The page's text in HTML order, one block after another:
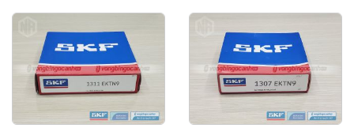
Vòng bi Ngọc Anh với giá cả cạnh tranh, sản phẩm chính hãng, Bảo hành
chính hãng.
Vòng bi Ngọc Anh - Vòng bi bạc đạn chính hãng SKF